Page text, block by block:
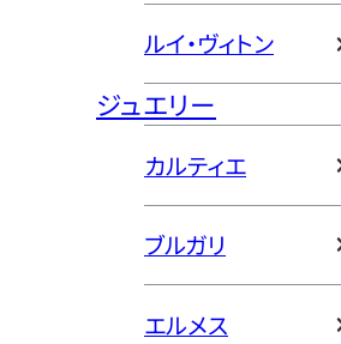
ルイ・ヴィトン
ジュエリー
カルティエ
ブルガリ
エルメス